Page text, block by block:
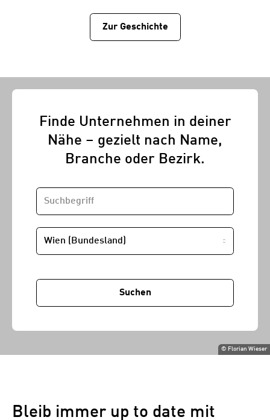
Zur Geschichtе
© Florian Wieser
Finde Unternehmen in deiner
Nähe – gezielt nach Name,
Branche oder Bezirk.
SUCHBEGRIFF
STANDORT
Suchen
Bleib immer up to date mit